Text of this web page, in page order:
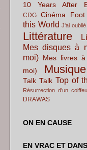
10 Years After
CDG Cinéma Foot
this World J'ai
Littérature
Mes disques à
moi) Mes livres
moi)
Musique
Talk Talk Top of
Résurrection d'un
DRAWAS
ON EN CAUSE
EN VRAC ET